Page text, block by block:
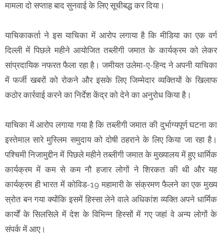
मामला दो सप्ताह बाद सुनवाई के लिए सूचीबद्ध कर दिया।
याचिकाकर्ता ने इस याचिका में आरोप लगाया है कि मीडिया का एक वर्ग
दिल्ली में पिछले महीने आयोजित तब्लीगी जमात के कार्यक्रम को लेकर
सांप्रदायिक नफरत फैला रहा है। जमीयत उलेमा-ए-हिन्द ने अपनी याचिका
में फर्जी खबरों को रोकने और इसके लिए जिम्मेदार व्यक्तियों के खिलाफ
कठोर कार्रवाई करने का निर्देश केंद्र को देने का अनुरोध किया है।
याचिका में आरोप लगाया गया है कि तब्लीगी जमात की दुर्भाग्यपूर्ण घटना का
इस्तेमाल सारे मुस्लिम समुदाय को दोषी ठहराने के लिए किया जा रहा है।
पश्चिमी निजामुद्दीन में पिछले महीने तब्लीगी जमात के मुख्यालय में हुए धार्मिक
कार्यक्रम में कम से कम नौ हजार लोगों ने शिरकत की थी और यह
कार्यक्रम ही भारत में कोविड-19 महामारी के संक्रमण फैलने का एक मुख्य
स्रोत बन गया क्योंकि इसमें हिस्सा लेने वाले अधिकांश व्यक्ति अपने धार्मिक
कार्यों के सिलसिले में देश के विभिन्न हिस्सों में गए जहां वे अन्य लोगों के
संपर्क में आए।